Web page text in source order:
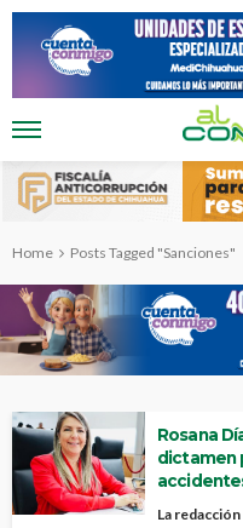
Home Posts Tagged "Sanciones"
Rosana
dictamen
La redacción